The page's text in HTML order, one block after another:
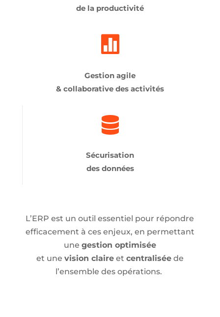
de la productivité

Gestion agile
& collaborative des activités

Sécurisation
des données
L’ERP est unoutil essentiel pour répondre
efficacement à ces enjeux, en permettant
une gestion optimisée
et une vision claireet centraliséede
l’ensemble des opérations.